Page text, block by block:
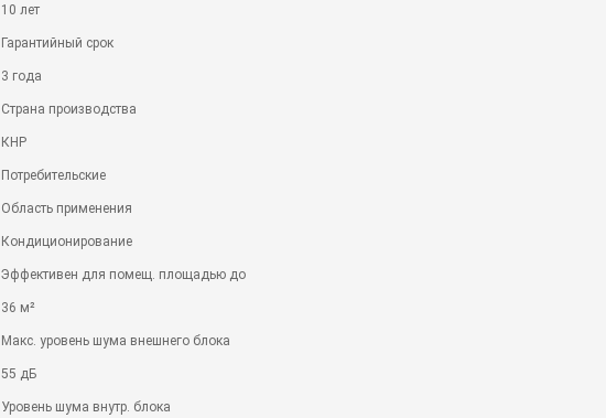
10 лет
Гарантийный срок
3 года
Страна производства
КНР
Потребительские
Область применения
Кондиционирование
Эффективен для помещ. площадью до
36 м²
Макс. уровень шума внешнего блока
55 дБ
Уровень шума внутр. блока